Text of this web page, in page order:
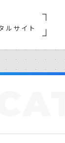
ルサイト